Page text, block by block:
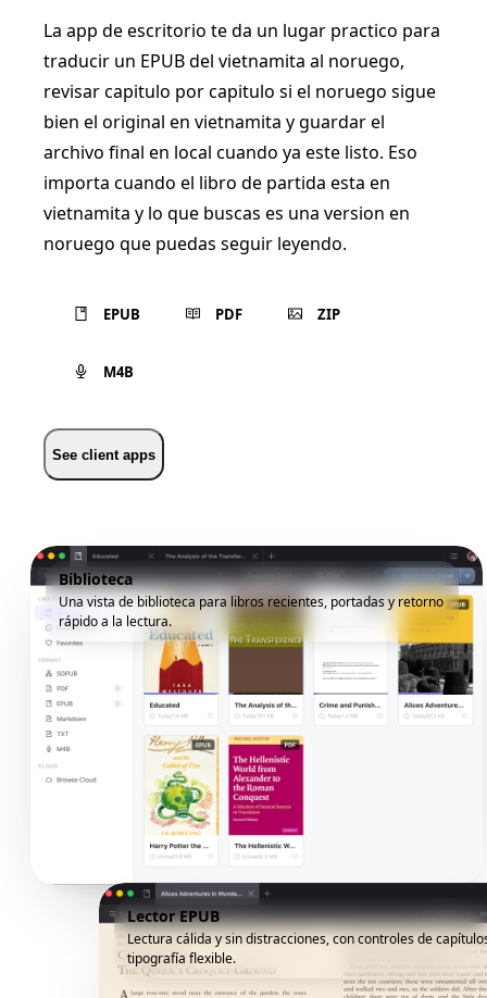
La app de escritorio te da un lugar practico para
traducir un EPUB del vietnamita al noruego,
revisar capitulo por capitulo si el noruego sigue
bien el original en vietnamita y guardar el
archivo final en local cuando ya este listo. Eso
importa cuando el libro de partida esta en
vietnamita y lo que buscas es una version en
noruego que puedas seguir leyendo.
EPUB PDF ZIP
M4B
See client apps
Biblioteca
Una vista de biblioteca para libros recientes, portadas y retorno
rápido a la lectura.
Lector EPUB
Lectura cálida y sin distracciones, con controles de
tipografía flexible.